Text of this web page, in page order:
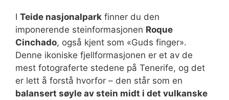
I Teide nasjonalpark finner du den
imponerende steinformasjonen Roque
Cinchado, også kjent som «Guds finger».
Denne ikoniske fjellformasjonen er et av de
mest fotograferte stedene på Tenerife, og det
er lett å forstå hvorfor – den står som en
balansert søyle av stein midt i det vulkanske